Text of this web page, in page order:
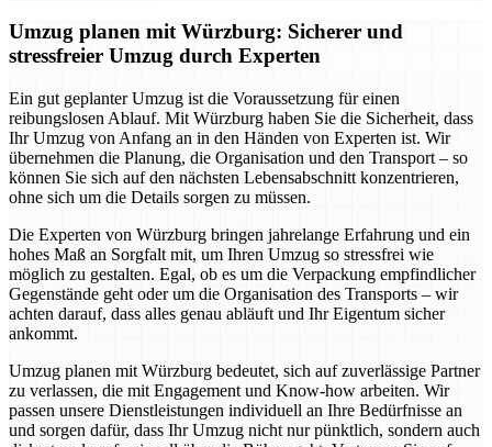
Umzug planen mit Würzburg: Sicherer und
stressfreier Umzug durch Experten
Ein gut geplanter Umzug ist die Voraussetzung für einen
reibungslosen Ablauf. Mit Würzburg haben Sie die Sicherheit, dass
Ihr Umzug von Anfang an in den Händen von Experten ist. Wir
übernehmen die Planung, die Organisation und den Transport – so
können Sie sich auf den nächsten Lebensabschnitt konzentrieren,
ohne sich um die Details sorgen zu müssen.
Die Experten von Würzburg bringen jahrelange Erfahrung und ein
hohes Maß an Sorgfalt mit, um Ihren Umzug so stressfrei wie
möglich zu gestalten. Egal, ob es um die Verpackung empfindlicher
Gegenstände geht oder um die Organisation des Transports – wir
achten darauf, dass alles genau abläuft und Ihr Eigentum sicher
ankommt.
Umzug planen mit Würzburg bedeutet, sich auf zuverlässige Partner
zu verlassen, die mit Engagement und Know-how arbeiten. Wir
passen unsere Dienstleistungen individuell an Ihre Bedürfnisse an
und sorgen dafür, dass Ihr Umzug nicht nur pünktlich, sondern auch